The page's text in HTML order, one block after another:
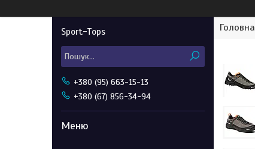
Головна
Sport-Tops
+380 (95) 663-15-13
+380 (67) 856-34-94